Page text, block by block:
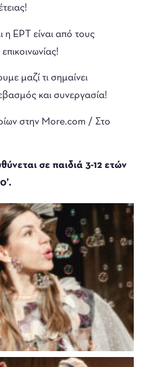
η ΕΡΤ είναι από τους
μαζί τι σημαίνει
και συνεργασία!
στην More.com / Στο
σε παιδιά 3-12 ετών